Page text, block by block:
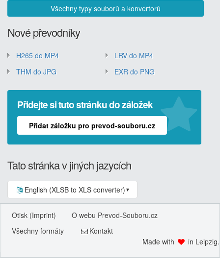
Všechny typy souborů a konvertorů
Nové převodníky
H265 do MP4
LRV do MP4
THM do JPG
EXR do PNG
Přidejte si tuto stránku do záložek
Přidat záložku pro prevod-souboru.cz
Tato stránka v jiných jazycích
English (XLSB to XLS converter) ▼
Otisk (Imprint)
O webu Prevod-Souboru.cz
Všechny formáty
Kontakt
Made with
in Leipzig.